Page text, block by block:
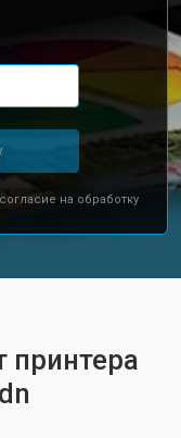
на обработку
принтера